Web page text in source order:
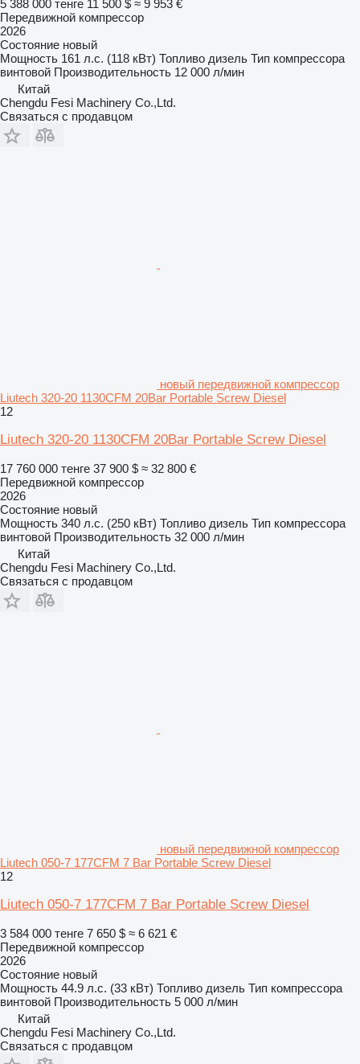
5 388 000 тенге 11 500 $ ≈ 9 953 €
Передвижной компрессор
2026
Состояние новый
Мощность 161 л.с. (118 кВт) Топливо дизель Тип компрессора
винтовой Производительность 12 000 л/мин
Китай
Chengdu Fesi Machinery Co.,Ltd.
Связаться с продавцом
новый передвижной компрессор
Liutech 320-20 1130CFM 20Bar Portable Screw Diesel
12
Liutech 320-20 1130CFM 20Bar Portable Screw Diesel
17 760 000 тенге 37 900 $ ≈ 32 800 €
Передвижной компрессор
2026
Состояние новый
Мощность 340 л.с. (250 кВт) Топливо дизель Тип компрессора
винтовой Производительность 32 000 л/мин
Китай
Chengdu Fesi Machinery Co.,Ltd.
Связаться с продавцом
новый передвижной компрессор
Liutech 050-7 177CFM 7 Bar Portable Screw Diesel
12
Liutech 050-7 177CFM 7 Bar Portable Screw Diesel
3 584 000 тенге 7 650 $ ≈ 6 621 €
Передвижной компрессор
2026
Состояние новый
Мощность 44.9 л.с. (33 кВт) Топливо дизель Тип компрессора
винтовой Производительность 5 000 л/мин
Китай
Chengdu Fesi Machinery Co.,Ltd.
Связаться с продавцом